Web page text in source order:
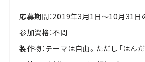
応募期間：2019年3月1日～10月31日
参加資格：不問
製作物：テーマは自由。ただし「はんだ